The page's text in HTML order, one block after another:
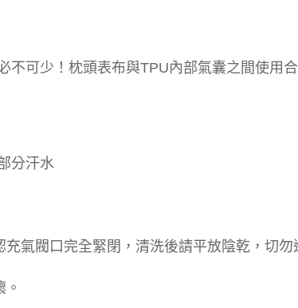
可少！枕頭表布與TPU內部氣囊之間使用
分汗水
氣閥口完全緊閉，清洗後請平放陰乾，切